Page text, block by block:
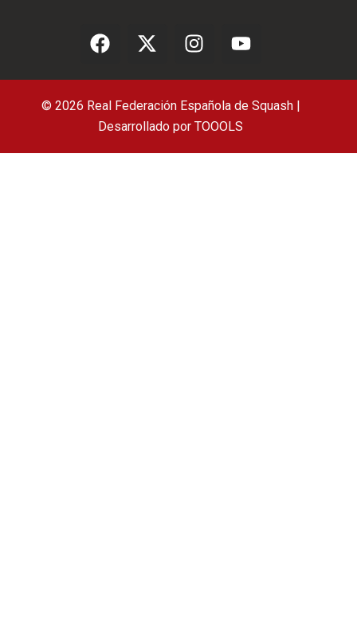
© 2026 Real Federación Española de Squash |
Desarrollado por TOOOLS